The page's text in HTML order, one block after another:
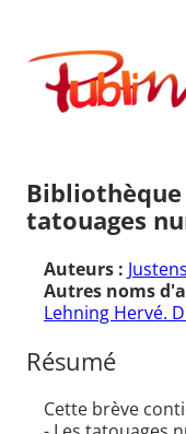
contenu
Publimath
Bibliothèque
tatouages
Auteurs :
Autres noms
Lehning Hervé.
Résumé
Cette brève